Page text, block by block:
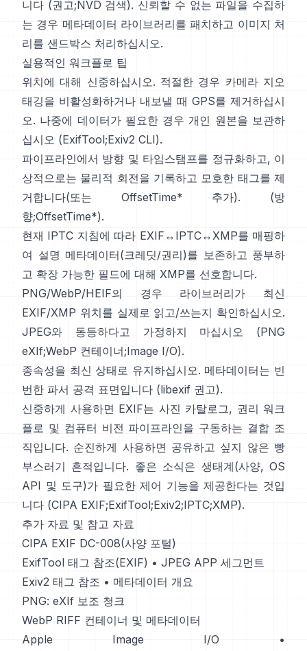
니다 (권고;NVD 검색). 신뢰할 수 없는 파일을 수집하
는 경우 메타데이터 라이브러리를 패치하고 이미지 처
리를 샌드박스 처리하십시오.
실용적인 워크플로 팁
위치에 대해 신중하십시오. 적절한 경우 카메라 지오
태깅을 비활성화하거나 내보낼 때 GPS를 제거하십시
오. 나중에 데이터가 필요한 경우 개인 원본을 보관하
십시오 (ExifTool;Exiv2 CLI).
파이프라인에서 방향 및 타임스탬프를 정규화하고, 이
상적으로는 물리적 회전을 기록하고 모호한 태그를 제
거합니다(또는 OffsetTime* 추가). (방
향;OffsetTime*).
현재 IPTC 지침에 따라 EXIF↔IPTC↔XMP를 매핑하
여 설명 메타데이터(크레딧/권리)를 보존하고 풍부하
고 확장 가능한 필드에 대해 XMP를 선호합니다.
PNG/WebP/HEIF의 경우 라이브러리가 최신
EXIF/XMP 위치를 실제로 읽고/쓰는지 확인하십시오.
JPEG와 동등하다고 가정하지 마십시오 (PNG
eXIf;WebP 컨테이너;Image I/O).
종속성을 최신 상태로 유지하십시오. 메타데이터는 빈
번한 파서 공격 표면입니다 (libexif 권고).
신중하게 사용하면 EXIF는 사진 카탈로그, 권리 워크
플로 및 컴퓨터 비전 파이프라인을 구동하는 결합 조
직입니다. 순진하게 사용하면 공유하고 싶지 않은 빵
부스러기 흔적입니다. 좋은 소식은 생태계(사양, OS
API 및 도구)가 필요한 제어 기능을 제공한다는 것입
니다 (CIPA EXIF;ExifTool;Exiv2;IPTC;XMP).
추가 자료 및 참고 자료
CIPA EXIF DC-008(사양 포털)
ExifTool 태그 참조(EXIF) • JPEG APP 세그먼트
Exiv2 태그 참조 • 메타데이터 개요
PNG: eXIf 보조 청크
WebP RIFF 컨테이너 및 메타데이터
Apple Image I/O •